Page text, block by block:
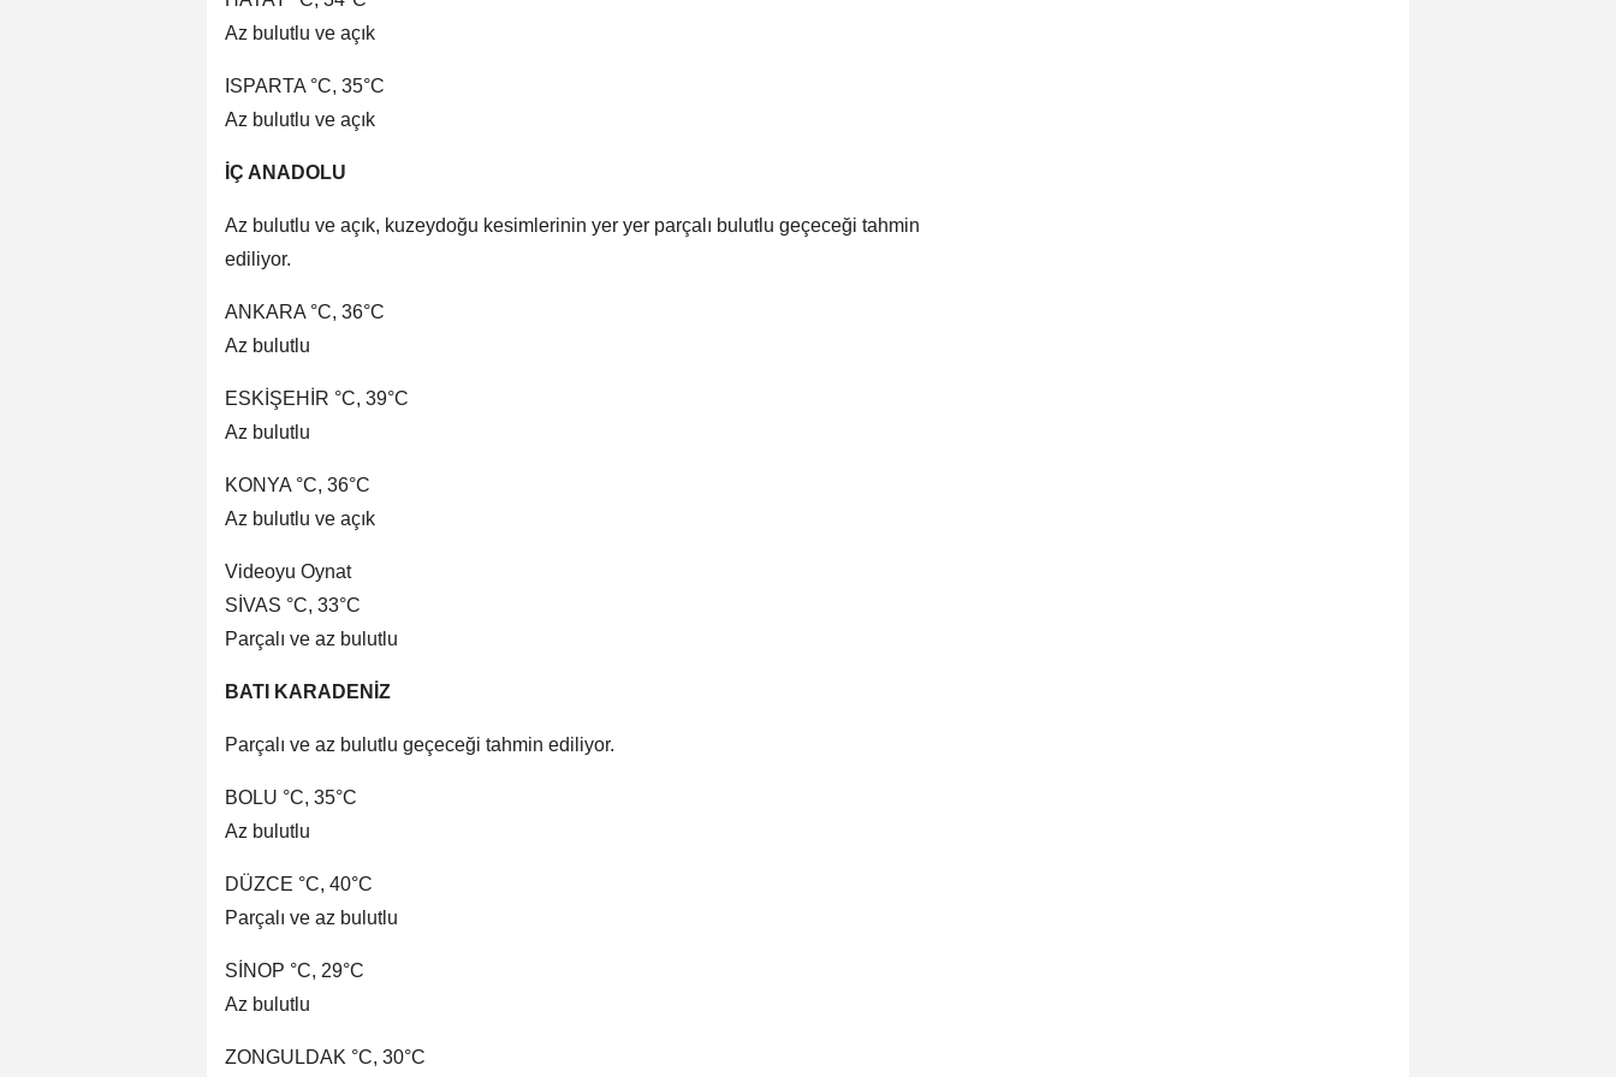
Az bulutlu ve açık
ISPARTA °C, 35°C
Az bulutlu ve açık
İÇ ANADOLU
Az bulutlu ve açık, kuzeydoğu kesimlerinin yer yer parçalı bulutlu geçeceği tahmin
ediliyor.
ANKARA °C, 36°C
Az bulutlu
ESKİŞEHİR °C, 39°C
Az bulutlu
KONYA °C, 36°C
Az bulutlu ve açık
Videoyu Oynat
SİVAS °C, 33°C
Parçalı ve az bulutlu
BATI KARADENİZ
Parçalı ve az bulutlu geçeceği tahmin ediliyor.
BOLU °C, 35°C
Az bulutlu
DÜZCE °C, 40°C
Parçalı ve az bulutlu
SİNOP °C, 29°C
Az bulutlu
ZONGULDAK °C, 30°C